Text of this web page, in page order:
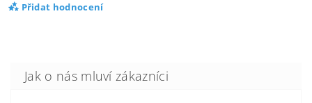
Přidat hodnocení